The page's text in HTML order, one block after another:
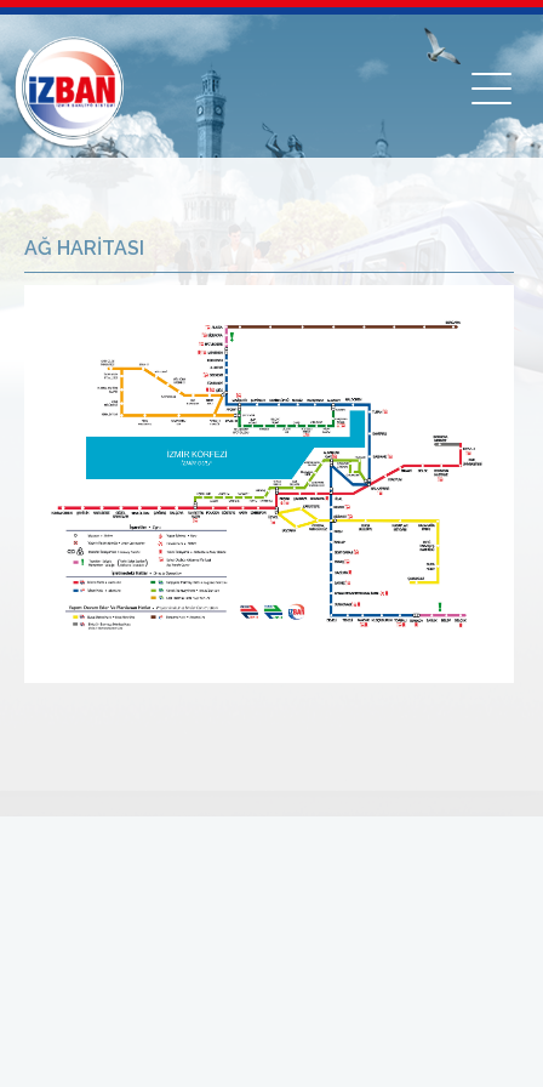
AĞ HARİTASI